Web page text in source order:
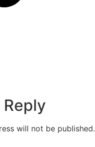
Reply
will not be published.